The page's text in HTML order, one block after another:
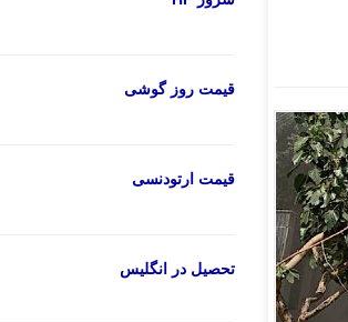
قیمت روز گوشی
قیمت ارتودنسی
تحصیل در انگلیس